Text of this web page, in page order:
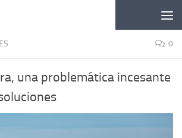
0
una problemática incesante